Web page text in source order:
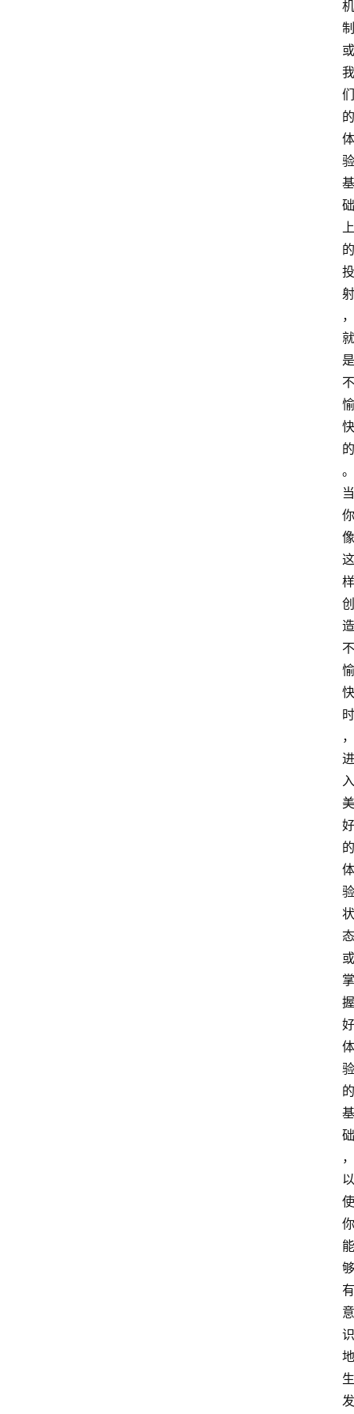
机
制
或
我
们
的
体
验
基
础
上
的
投
射
，
就
是
不
愉
快
的
。
当
你
像
这
样
创
造
不
愉
快
时
，
进
入
美
好
的
体
验
状
态
或
掌
握
好
体
验
的
基
础
，
以
使
你
能
够
有
意
识
地
生
发